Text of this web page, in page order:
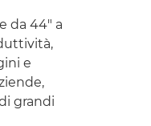
da 44" a
e
grandi